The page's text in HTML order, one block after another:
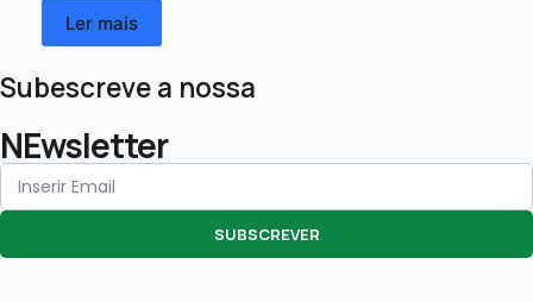
Ler mais
Subescreve a nossa
NEwsletter
SUBSCREVER